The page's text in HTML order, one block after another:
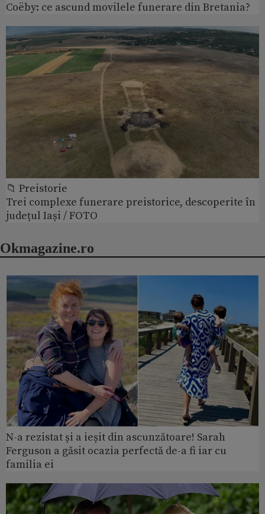
Coëby: ce ascund movilele funerare din Bretania?
📁 Preistorie
Trei complexe funerare preistorice, descoperite în
județul Iași / FOTO
Okmagazine.ro
N-a rezistat și a ieșit din ascunzătoare! Sarah
Ferguson a găsit ocazia perfectă de-a fi iar cu
familia ei